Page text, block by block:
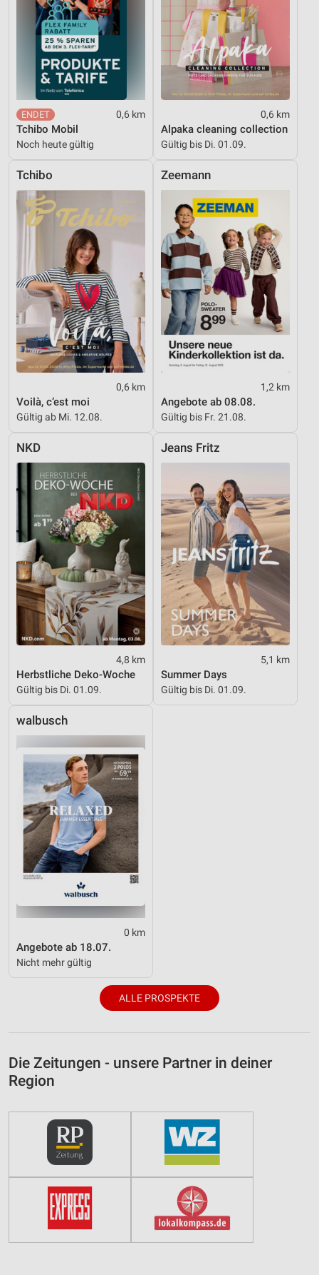
0,6 km
Tchibo Mobil
Noch heute gültig
0,6 km
Alpaka cleaning collection
Gültig bis Di. 01.09.
Tchibo
0,6 km
Voilà, c’est moi
Gültig ab Mi. 12.08.
Zeemann
1,2 km
Angebote ab 08.08.
Gültig bis Fr. 21.08.
NKD
4,8 km
Herbstliche Deko-Woche
Gültig bis Di. 01.09.
Jeans Fritz
5,1 km
Summer Days
Gültig bis Di. 01.09.
walbusch
0 km
Angebote ab 18.07.
Nicht mehr gültig
ALLE PROSPEKTE
Die Zeitungen - unsere Partner in deiner
Region
Funktional
Werbung